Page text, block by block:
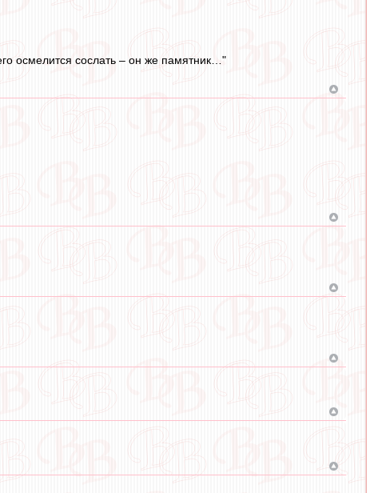
осмелится сослать – он же памятник…"